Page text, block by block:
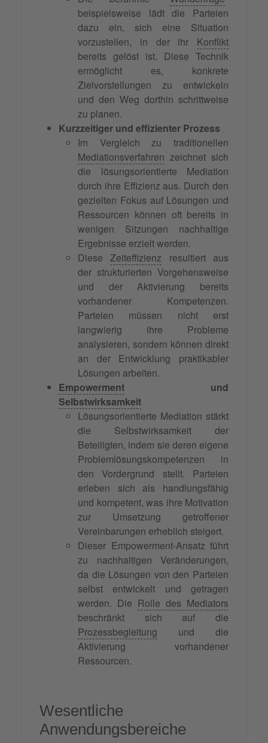
beispielsweise lädt die Parteien
dazu ein, sich eine Situation
vorzustellen, in der ihr Konflikt
bereits gelöst ist. Diese Technik
ermöglicht es, konkrete
Zielvorstellungen zu entwickeln
und den Weg dorthin schrittweise
zu planen.
Kurzzeitiger und effizienter Prozess
Im Vergleich zu traditionellen
Mediationsverfahren zeichnet sich
die lösungsorientierte Mediation
durch ihre Effizienz aus. Durch den
gezielten Fokus auf Lösungen und
Ressourcen können oft bereits in
wenigen Sitzungen nachhaltige
Ergebnisse erzielt werden.
DieseZeiteffizienz resultiert aus
der strukturierten Vorgehensweise
und der Aktivierung bereits
vorhandener Kompetenzen.
Parteien müssen nicht erst
langwierig ihre Probleme
analysieren, sondern können direkt
an der Entwicklung praktikabler
Lösungen arbeiten.
Empowerment und
Selbstwirksamkeit
Lösungsorientierte Mediation stärkt
die Selbstwirksamkeit der
Beteiligten, indem sie deren eigene
Problemlösungskompetenzen in
den Vordergrund stellt. Parteien
erleben sich als handlungsfähig
und kompetent, was ihre Motivation
zur Umsetzung getroffener
Vereinbarungen erheblich steigert.
Dieser Empowerment-Ansatz führt
zu nachhaltigen Veränderungen,
da die Lösungen von den Parteien
selbst entwickelt und getragen
werden. Die Rolle des Mediators
beschränkt sich auf die
Prozessbegleitung und die
Aktivierung vorhandener
Ressourcen.
Wesentliche
Anwendungsbereiche